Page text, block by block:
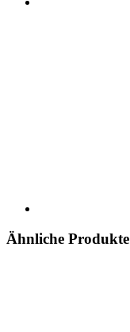
Ähnliche Produkte